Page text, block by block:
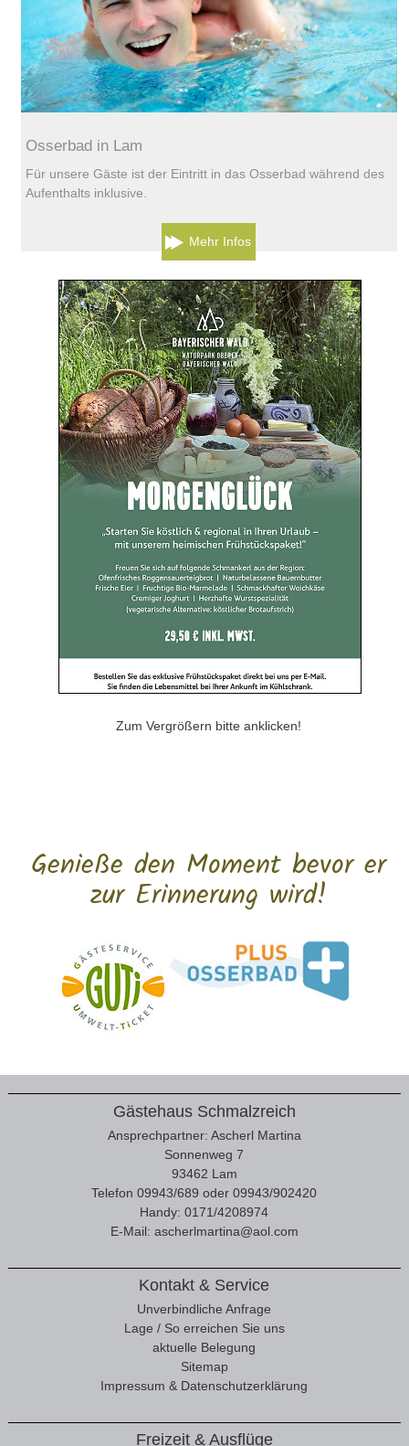
Osserbad in Lam
Für unsere Gäste ist der Eintritt in das Osserbad während des
Aufenthalts inklusive.
Mehr Infos
Zum Vergrößern bitte anklicken!
Genieße den Moment bevor er
zur Erinnerung wird!
Gästehaus Schmalzreich
Ansprechpartner: Ascherl Martina
Sonnenweg 7
93462 Lam
Telefon 09943/689 oder 09943/902420
Handy: 0171/4208974
E-Mail: ascherlmartina@aol.com
Kontakt & Service
Unverbindliche Anfrage
Lage / So erreichen Sie uns
aktuelle Belegung
Sitemap
Impressum & Datenschutzerklärung
Freizeit & Ausflüge